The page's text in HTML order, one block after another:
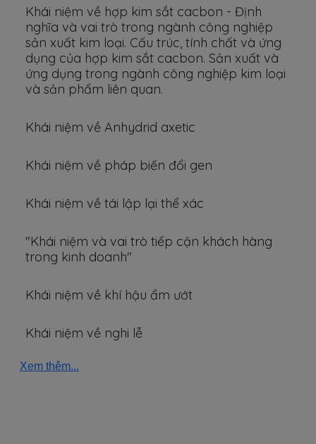
Khái niệm về hợp kim sắt cacbon - Định
nghĩa và vai trò trong ngành công nghiệp
sản xuất kim loại. Cấu trúc, tính chất và ứng
dụng của hợp kim sắt cacbon. Sản xuất và
ứng dụng trong ngành công nghiệp kim loại
và sản phẩm liên quan.
Khái niệm về Anhydrid axetic
Khái niệm về pháp biến đổi gen
Khái niệm về tái lập lại thể xác
"Khái niệm và vai trò tiếp cận khách hàng
trong kinh doanh"
Khái niệm về khí hậu ẩm ướt
Khái niệm về nghi lễ
Xem thêm...